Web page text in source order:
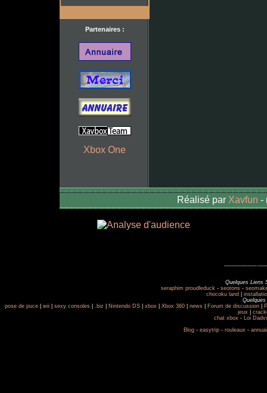
Partenaires :
Xbox One
Réalisé par Xavfun -
-------------------
Quelques Liens
seraphim proudleduck- seotons-
chocoku land
pose de puce
wii sexy consoles .biz Nintendo DS xbox Xbox 360 news Forum de discussion
jeux
chat xbox - Loi
Blog - easytrip - rouleaux -